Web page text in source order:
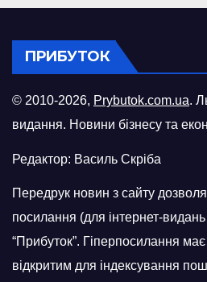
ПРИБУТОК
© 2010-2026, Prybutok.com.ua.
видання. Новини бізнесу та
Редактор: Василь Скріба
Передрук новин з сайту
посилання (для інтернет-
“Прибуток”. Гіперпосилання
відкритим для індексування